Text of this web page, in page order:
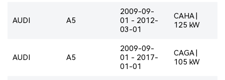
AUDI A5
2009-09-
01 - 2012-
03-01
CAHA |
125 kW
AUDI A5
2009-09-
01 - 2017-
01-01
CAGA |
105 kW